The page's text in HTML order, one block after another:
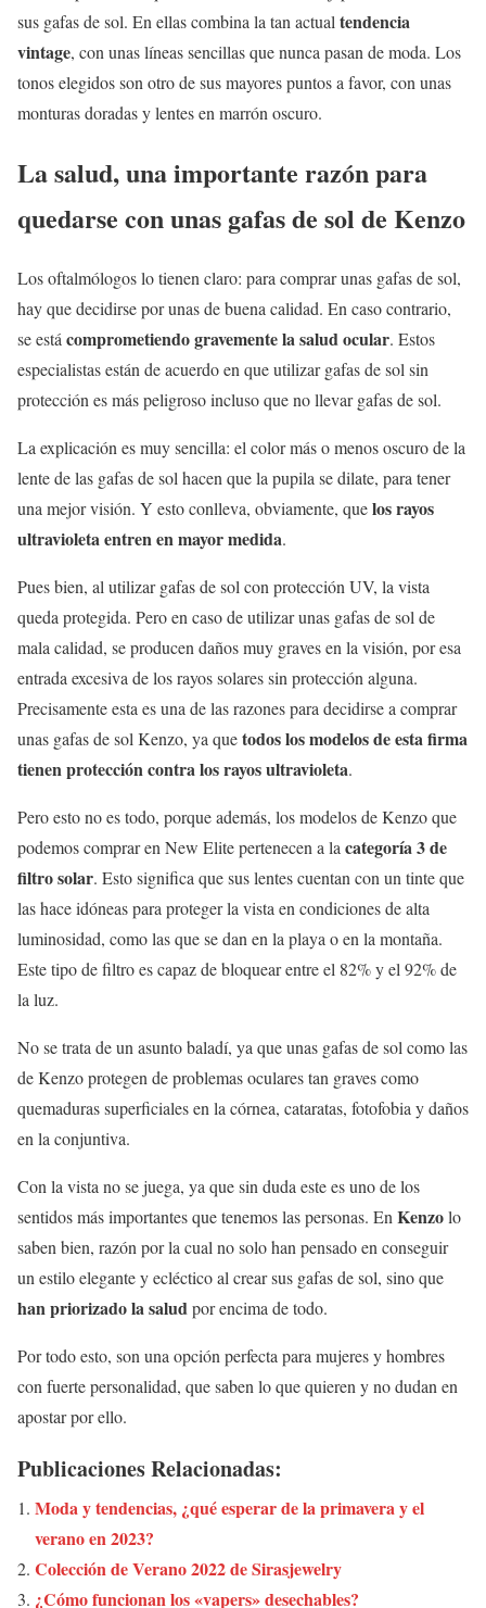
sus gafas de sol. En ellas combina la tan actualtendencia
vintage, con unas líneas sencillas que nunca pasan de moda. Los
tonos elegidos son otro de sus mayores puntos a favor, con unas
monturas doradas y lentes en marrón oscuro.
La salud, una importante razón para
quedarse con unas gafas de sol de Kenzo
Los oftalmólogos lo tienen claro: para comprar unas gafas de sol,
hay que decidirse por unas de buena calidad. En caso contrario,
se está comprometiendo gravemente la salud ocular. Estos
especialistas están de acuerdo en que utilizar gafas de sol sin
protección es más peligroso incluso que no llevar gafas de sol.
La explicación es muy sencilla: el color más o menos oscuro de la
lente de las gafas de sol hacen que la pupila se dilate, para tener
una mejor visión. Y esto conlleva, obviamente, quelos rayos
ultravioleta entren en mayor medida.
Pues bien, al utilizar gafas de sol con protección UV, la vista
queda protegida. Pero en caso de utilizar unas gafas de sol de
mala calidad, se producen daños muy graves en la visión, por esa
entrada excesiva de los rayos solares sin protección alguna.
Precisamente esta es una de las razones para decidirse a comprar
unas gafas de sol Kenzo, ya quetodos los modelos de esta firma
tienen protección contra los rayos ultravioleta.
Pero esto no es todo, porque además, los modelos de Kenzo que
podemos comprar en New Elite pertenecen a la categoría 3 de
filtro solar. Esto significa que sus lentes cuentan con un tinte que
las hace idóneas para proteger la vista en condiciones de alta
luminosidad, como las que se dan en la playa o en la montaña.
Este tipo de filtro es capaz de bloquear entre el 82% y el 92% de
la luz.
No se trata de un asunto baladí, ya que unas gafas de sol como las
de Kenzo protegen de problemas oculares tan graves como
quemaduras superficiales en la córnea, cataratas, fotofobia y daños
en la conjuntiva.
Con la vista no se juega, ya que sin duda este es uno de los
sentidos más importantes que tenemos las personas. En Kenzolo
saben bien, razón por la cual no solo han pensado en conseguir
un estilo elegante y ecléctico al crear sus gafas de sol, sino que
han priorizado la saludpor encima de todo.
Por todo esto, son una opción perfecta para mujeres y hombres
con fuerte personalidad, que saben lo que quieren y no dudan en
apostar por ello.
Publicaciones Relacionadas:
Moda y tendencias, ¿qué esperar de la primavera y el
verano en 2023?
Colección de Verano 2022 de Sirasjewelry
¿Cómo funcionan los «vapers» desechables?